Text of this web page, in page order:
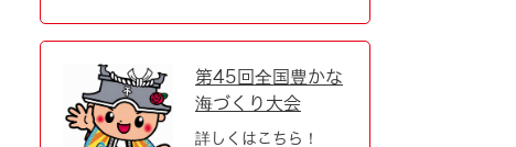
第45回全国豊かな
海づくり大会
詳しくはこちら！